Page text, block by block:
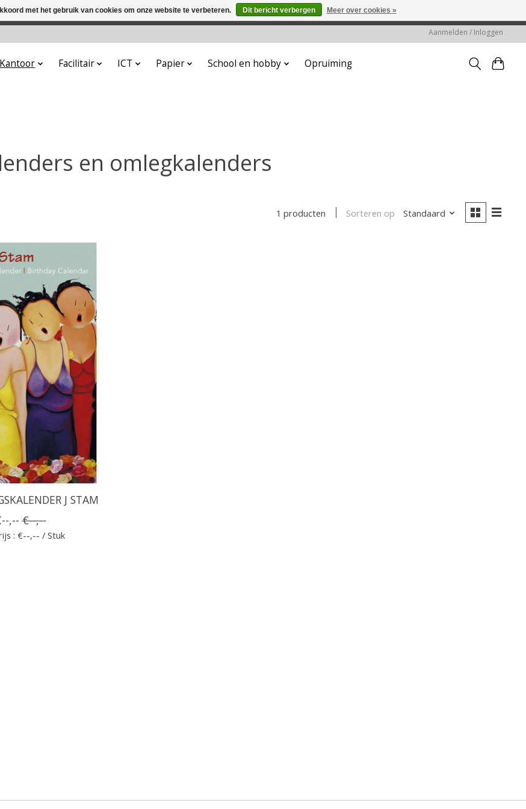
Aanmelden / Inloggen
Kantoor Facilitair ICT Papier School en hobby Opruiming
en omlegkalenders
1 producten Sorteren op Standaard
J STAM
,-- €--,--
: €--,-- / Stuk
met het gebruik van cookies om onze website te verbeteren. Dit bericht verbergen Meer over cookies »
is in aanbouw. Eventueel geplaatste orders zullen niet worden gehonoreerd of verwerkt.